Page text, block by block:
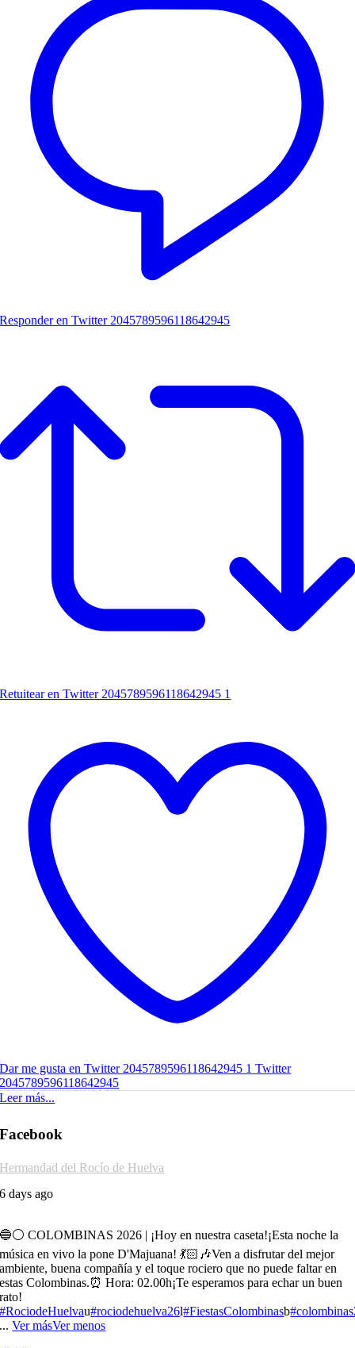
Responder en Twitter 2045789596118642945
Retuitear en Twitter 2045789596118642945 1
Dar me gusta en Twitter 2045789596118642945 1 Twitter
2045789596118642945
Leer más...
Facebook
Hermandad del Rocío de Huelva
6 days ago
🔵⚪️ COLOMBINAS 2026 | ¡Hoy en nuestra caseta!¡Esta noche la
música en vivo la pone D'Majuana! 💃🏻🎶Ven a disfrutar del mejor
ambiente, buena compañía y el toque rociero que no puede faltar en
estas Colombinas.⏰ Hora: 02.00h¡Te esperamos para echar un buen
rato!
#RociodeHuelvau#rociodehuelva26l#FiestasColombinasb
...Ver másVer menos